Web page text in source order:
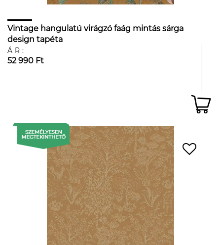
Vintage hangulatú virágzó faág mintás sárga
design tapéta
ÁR:
52 990 Ft